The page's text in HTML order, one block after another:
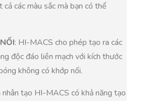
các màu sắc mà bạn có thể
: HI-MACS cho phép tạo ra các
độc đáo liền mạch với kích thước
không có khớp nối.
tạo HI-MACS có khả năng tạo